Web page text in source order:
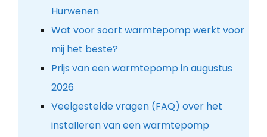
Hurwenen
Wat voor soort warmtepomp werkt voor
mij het beste?
Prijs van een warmtepomp in augustus
2026
Veelgestelde vragen (FAQ) over het
installeren van een warmtepomp